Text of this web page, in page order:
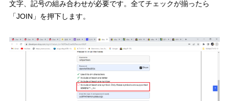
文字、記号の組み合わせが必要です。全てチェックが揃ったら
「JOIN」を押下します。